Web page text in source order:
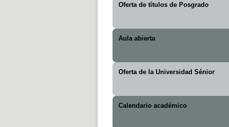
Oferta de títulos de Posgrado
Aula abierta
Oferta de la Universidad Sénior
Calendario académico